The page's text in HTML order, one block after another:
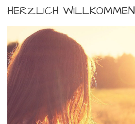
HERZLICH WILLKOMMEN